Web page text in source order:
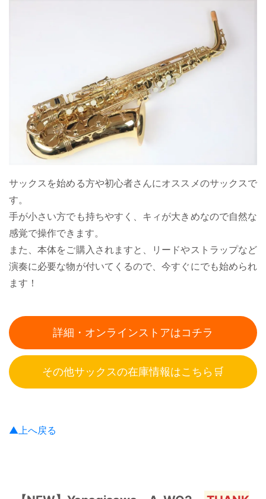
サックスを始める方や初心者さんにオススメのサックスで
す。
手が小さい方でも持ちやすく、キィが大きめなので自然な
感覚で操作できます。
また、本体をご購入されますと、リードやストラップなど
演奏に必要な物が付いてくるので、今すぐにでも始められ
ます！
詳細・オンラインストアはコチラ
その他サックスの在庫情報はこちら🛒
▲上へ戻る